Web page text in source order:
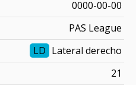
0000-00-00
PAS League
LD Lateral derecho
21